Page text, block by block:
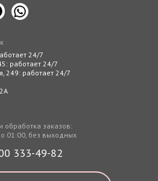
24/7
работает 24/7
249: работает 24/7
333-49-82
обработка заказов:
01:00, без выходных